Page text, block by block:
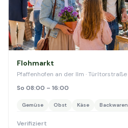
Flohmarkt
Pfaffenhofen an der Ilm · Türltorstraße
So 08:00 – 16:00
Gemüse Obst Käse Backwaren
Verifiziert